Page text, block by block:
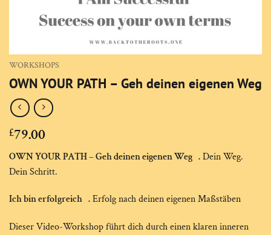
WORKSHOPS
OWN YOUR PATH – Geh deinen eigenen Weg
£79.00
OWN YOUR PATH – Geh deinen eigenen Weg .Dein Weg.
Dein Schritt.
Ich bin erfolgreich .Erfolg nach deinen eigenen Maßstäben
Dieser Video-Workshop führt dich durch einen klaren inneren